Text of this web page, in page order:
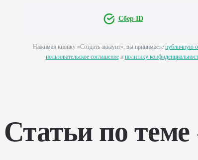
Сбер ID
Нажимая кнопку «Создать аккаунт», вы принимаете публичную
пользовательское соглашениеи политику
Статьи по теме